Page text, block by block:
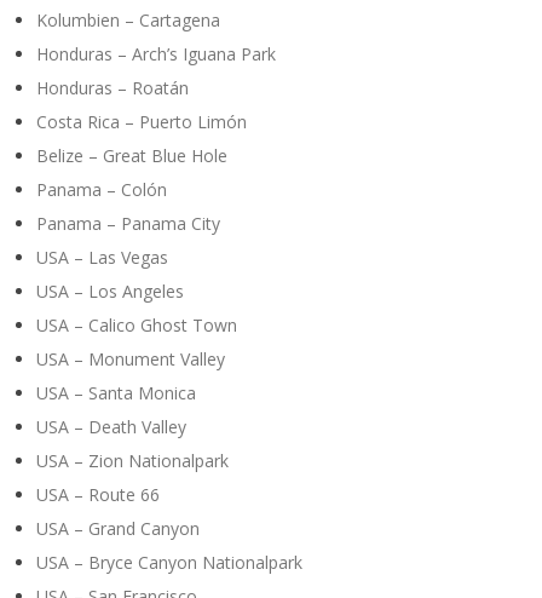
Kolumbien – Cartagena
Honduras – Arch’s Iguana Park
Honduras – Roatán
Costa Rica – Puerto Limón
Belize – Great Blue Hole
Panama – Colón
Panama – Panama City
USA – Las Vegas
USA – Los Angeles
USA – Calico Ghost Town
USA – Monument Valley
USA – Santa Monica
USA – Death Valley
USA – Zion Nationalpark
USA – Route 66
USA – Grand Canyon
USA – Bryce Canyon Nationalpark